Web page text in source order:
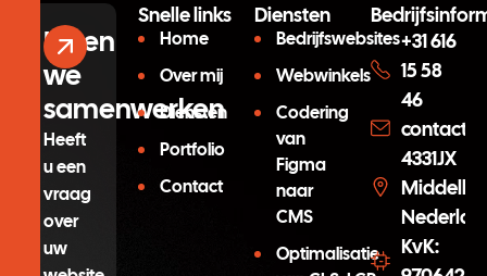
Laten
we
samenwerken
Heeft
u een
vraag
over
uw
Snelle links
Home
Over mij
Diensten
Portfolio
Contact
Diensten
Bedrijfswebsites
Webwinkels
Codering
van
Figma
naar
CMS
Optimalisatie
+31 616
15 58
46
4331JX
KvK: